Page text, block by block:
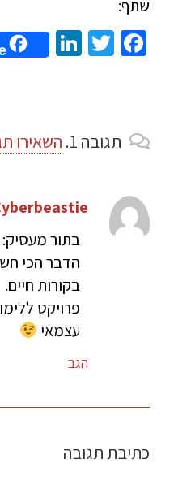
שתף:
Facebook
Twitter
תגובה השאירו
הדבר הכי
בקורות חיים.
פרויקט
עצמאי
הגב
כתיבת תגובה